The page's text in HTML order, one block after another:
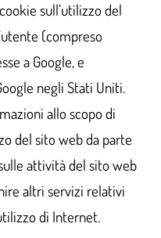
sull’utilizzo del
(compreso
a Google, e
negli Stati Uniti.
allo scopo di
del sito web da parte
attività del sito web
altri servizi relativi
di Internet.